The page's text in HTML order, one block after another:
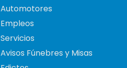
Automotores
Empleos
Servicios
Avisos Fúnebres y Misas